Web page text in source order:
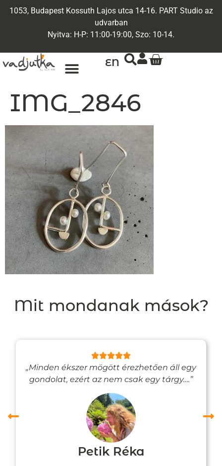
1053, Budapest Kossuth Lajos utca 14-16. PART Studio az
udvarban
Nyitva: H-P: 11:00-19:00, Szo: 10-14.
EN
IMG_2846
Mit mondanak mások?
„Minden ékszer mögött érezhetően áll egy
gondolat, ezért az nem csak egy tárgy….”
Petik Réka